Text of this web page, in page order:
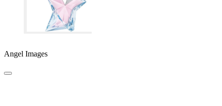
Angel Images